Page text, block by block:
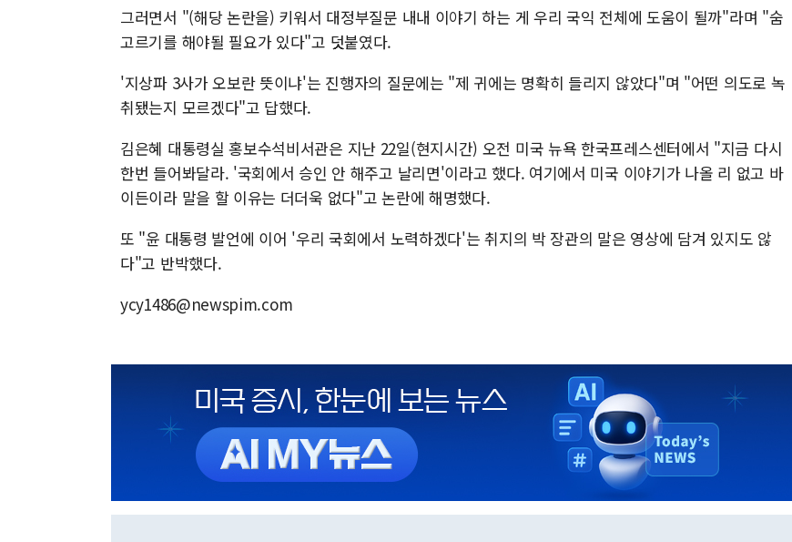
그러면서 "(해당 논란을) 키워서 대정부질문 내내 이야기 하는 게 우리 국익 전체에 도움이 될까"라며 "숨
고르기를 해야될 필요가 있다"고 덧붙였다.
'지상파 3사가 오보란 뜻이냐'는 진행자의 질문에는 "제 귀에는 명확히 들리지 않았다"며 "어떤 의도로 녹
취됐는지 모르겠다"고 답했다.
김은혜 대통령실 홍보수석비서관은 지난 22일(현지시간) 오전 미국 뉴욕 한국프레스센터에서 "지금 다시
한번 들어봐달라. '국회에서 승인 안 해주고 날리면'이라고 했다. 여기에서 미국 이야기가 나올 리 없고 바
이든이라 말을 할 이유는 더더욱 없다"고 논란에 해명했다.
또 "윤 대통령 발언에 이어 '우리 국회에서 노력하겠다'는 취지의 박 장관의 말은 영상에 담겨 있지도 않
다"고 반박했다.
ycy1486@newspim.com